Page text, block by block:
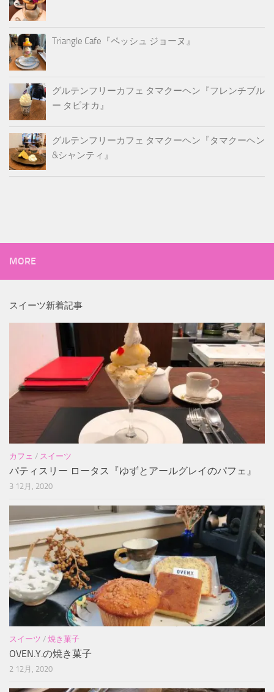
Triangle Cafe『ペッシュ ジョーヌ』
グルテンフリーカフェ タマクーヘン『フレンチブル
ー タピオカ』
グルテンフリーカフェ タマクーヘン『タマクーヘン
&シャンティ』
MORE
スイーツ新着記事
カフェ / スイーツ
パティスリー ロータス『ゆずとアールグレイのパフェ』
3 12月, 2020
スイーツ / 焼き菓子
OVEN.Y.の焼き菓子
2 12月, 2020